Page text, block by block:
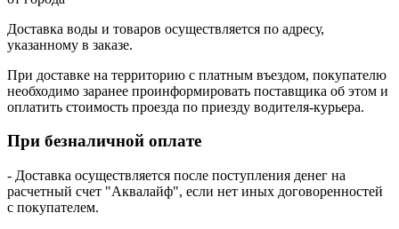
Доставка воды и товаров осуществляется по адресу,
указанному в заказе.
При доставке на территорию с платным въездом, покупателю
необходимо заранее проинформировать поставщика об этом и
оплатить стоимость проезда по приезду водителя-курьера.
При безналичной оплате
- Доставка осуществляется после поступления денег на
расчетный счет "Аквалайф", если нет иных договоренностей
с покупателем.